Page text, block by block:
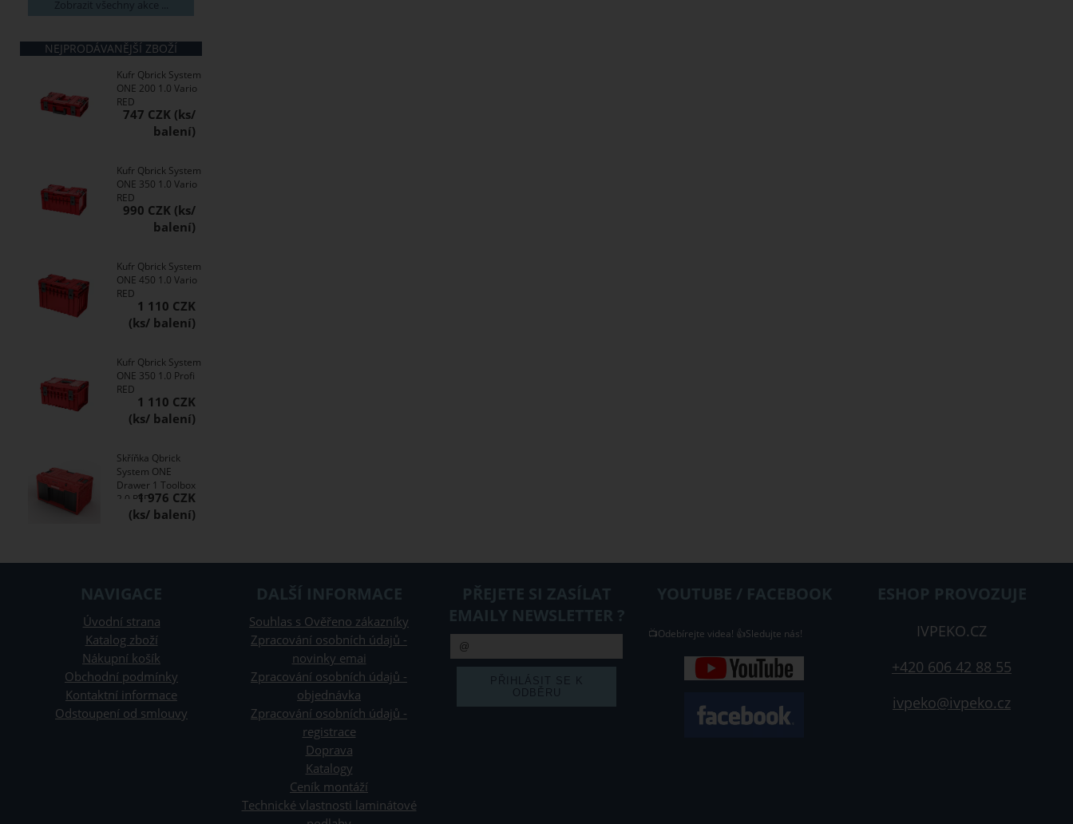
Zobrazit všechny akce ...
NEJPRODÁVANĚJŠÍ ZBOŽÍ
Kufr Qbrick System
ONE 200 1.0 Vario
RED
747 CZK
Kufr Qbrick System
ONE 350 1.0 Vario
RED
990 CZK
Kufr Qbrick System
ONE 450 1.0 Vario
RED
1 110 CZK
Kufr Qbrick System
ONE 350 1.0 Profi
RED
1 110 CZK
Skříňka Qbrick
System ONE
Drawer 1 Toolbox
2.0 RED1 976 CZK
NAVIGACE
Úvodní strana
Katalog zboží
Nákupní košík
Obchodní podmínky
Kontaktní informace
Odstoupení od smlouvy
DALŠÍ INFORMACE
Souhlas s Ověřeno zákazníky
Zpracování osobních údajů -
novinky emai
Zpracování osobních údajů -
objednávka
Zpracování osobních údajů -
registrace
Doprava
Katalogy
Ceník montáží
Technické vlastnosti laminátové
PŘEJETE SI ZASÍLAT
EMAILY NEWSLETTER ?
YOUTUBE / FACEBOOK
📺Odebírejte videa! 👍Sledujte nás!
ESHOP PROVOZUJE
IVPEKO.CZ
+420 606 42 88 55
ivpeko@ivpeko.cz